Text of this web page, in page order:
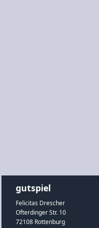
gutspiel
Felicitas Drescher
Ofterdinger Str. 10
72108 Rottenburg